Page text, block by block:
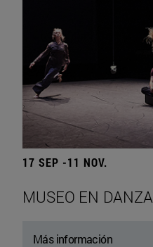
17 SEP -11 NOV.
MUSEO EN DANZA
Más información